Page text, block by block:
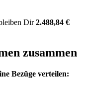
Dir2.488,84 €
zusammen
Bezüge verteilen: